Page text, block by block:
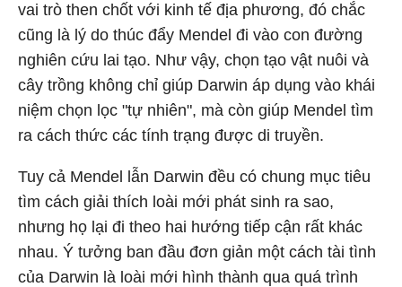
vai trò then chốt với kinh tế địa phương, đó chắc
cũng là lý do thúc đẩy Mendel đi vào con đường
nghiên cứu lai tạo. Như vậy, chọn tạo vật nuôi và
cây trồng không chỉ giúp Darwin áp dụng vào khái
niệm chọn lọc "tự nhiên", mà còn giúp Mendel tìm
ra cách thức các tính trạng được di truyền.
Tuy cả Mendel lẫn Darwin đều có chung mục tiêu
tìm cách giải thích loài mới phát sinh ra sao,
nhưng họ lại đi theo hai hướng tiếp cận rất khác
nhau. Ý tưởng ban đầu đơn giản một cách tài tình
của Darwin là loài mới hình thành qua quá trình